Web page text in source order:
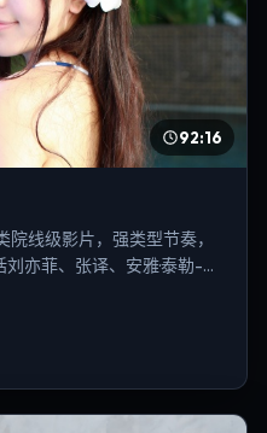
92:16
线级影片，强类型节奏，
亦菲、张译、安雅·泰勒-乔